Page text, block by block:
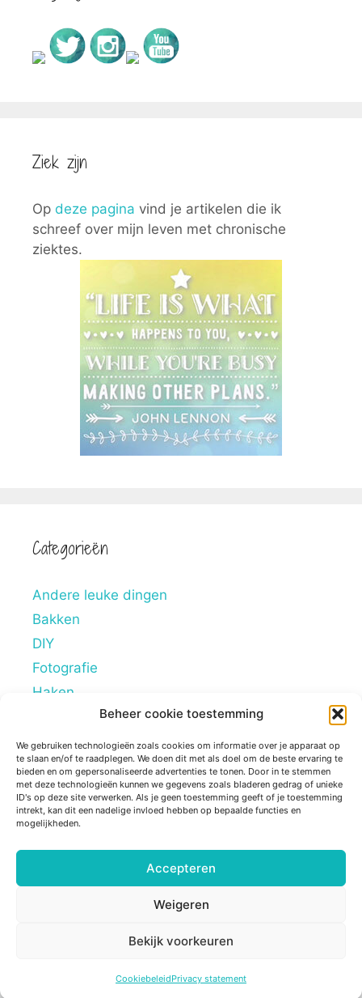
Beheer cookie toestemming
We gebruiken technologieën zoals cookies om informatie over je apparaat op
te slaan en/of te raadplegen. We doen dit met als doel om de beste ervaring te
bieden en om gepersonaliseerde advertenties te tonen. Door in te stemmen
met deze technologieën kunnen we gegevens zoals bladeren gedrag of unieke
ID's op deze site verwerken. Als je geen toestemming geeft of je toestemming
intrekt, kan dit een nadelige invloed hebben op bepaalde functies en
mogelijkheden.
Accepteren
Weigeren
Bekijk voorkeuren
CookiebeleidPrivacy statement
Ziek zijn
Op deze pagina vind je artikelen die ik
schreef over mijn leven met chronische
ziektes.
Categorieën
Andere leuke dingen
Bakken
DIY
Fotografie
Haken
Lifestyle
Mindstyle
Overig
Persoonlijke blogs
Ziek zijn
© 2026 Sugarframe• Gebouwd metGeneratePress